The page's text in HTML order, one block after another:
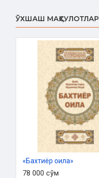
ЎХШАШ МАҲСУЛОТЛАР
«Бахтиёр оила»
78 000 сўм